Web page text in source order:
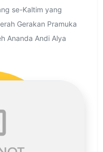
se-Kaltim yang
Gerakan Pramuka
Ananda Andi Alya